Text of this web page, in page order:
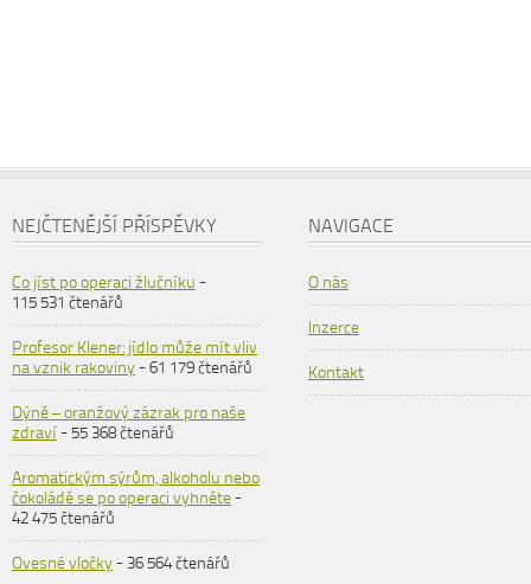
NEJČTENĚJŠÍ PŘÍSPĚVKY
Co jíst po operaci žlučníku -
115 531 čtenářů
Profesor Klener: jídlo může mít vliv
na vznik rakoviny- 61 179 čtenářů
Dýně – oranžový zázrak pro naše
zdraví- 55 368 čtenářů
Aromatickým sýrům, alkoholu nebo
čokoládě se po operaci vyhněte-
42 475 čtenářů
Ovesné vločky- 36 564 čtenářů
NAVIGACE
O nás
Inzerce
Kontakt